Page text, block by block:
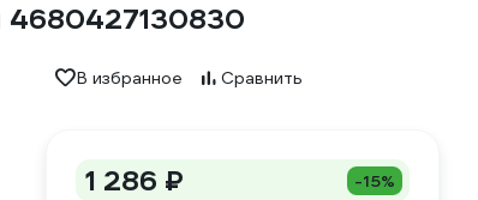
В избранное Сравнить
1 286 ₽ -15%